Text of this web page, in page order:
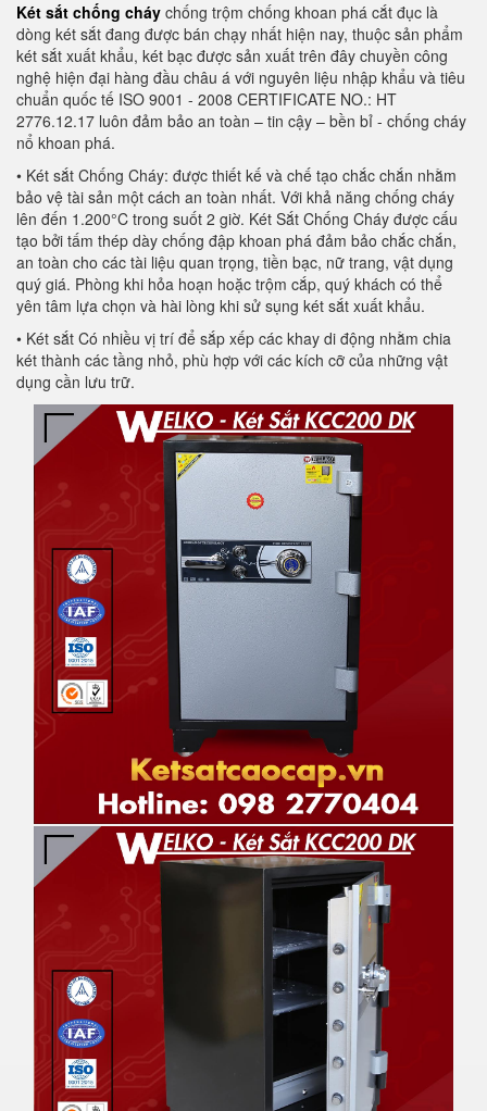
Két sắt chống cháy chống trộm chống khoan phá cắt đục là
dòng két sắt đang được bán chạy nhất hiện nay, thuộc sản phẩm
két sắt xuất khẩu, két bạc được sản xuất trên đây chuyền công
nghệ hiện đại hàng đầu châu á với nguyên liệu nhập khẩu và tiêu
chuẩn quốc tế ISO 9001 - 2008 CERTIFICATE NO.: HT
2776.12.17 luôn đảm bảo an toàn – tin cậy – bền bỉ - chống cháy
nổ khoan phá.
• Két sắt Chống Cháy: được thiết kế và chế tạo chắc chắn nhằm
bảo vệ tài sản một cách an toàn nhất. Với khả năng chống cháy
lên đến 1.200°C trong suốt 2 giờ. Két Sắt Chống Cháy được cấu
tạo bởi tấm thép dày chống đập khoan phá đảm bảo chắc chắn,
an toàn cho các tài liệu quan trọng, tiền bạc, nữ trang, vật dụng
quý giá. Phòng khi hỏa hoạn hoặc trộm cắp, quý khách có thể
yên tâm lựa chọn và hài lòng khi sử sụng két sắt xuất khẩu.
• Két sắt Có nhiều vị trí để sắp xếp các khay di động nhằm chia
két thành các tầng nhỏ, phù hợp với các kích cỡ của những vật
dụng cần lưu trữ.